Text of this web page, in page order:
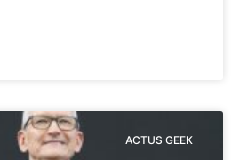
ACTUS GEEK